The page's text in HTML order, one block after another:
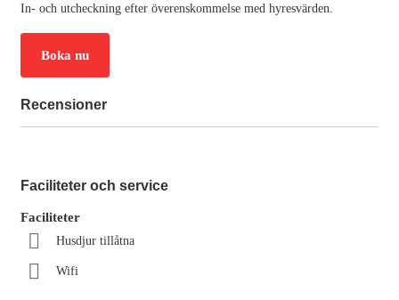
In- och utcheckning efter överenskommelse med hyresvärden.
Boka nu
Recensioner
Faciliteter och service
Faciliteter
Husdjur tillåtna
Wifi